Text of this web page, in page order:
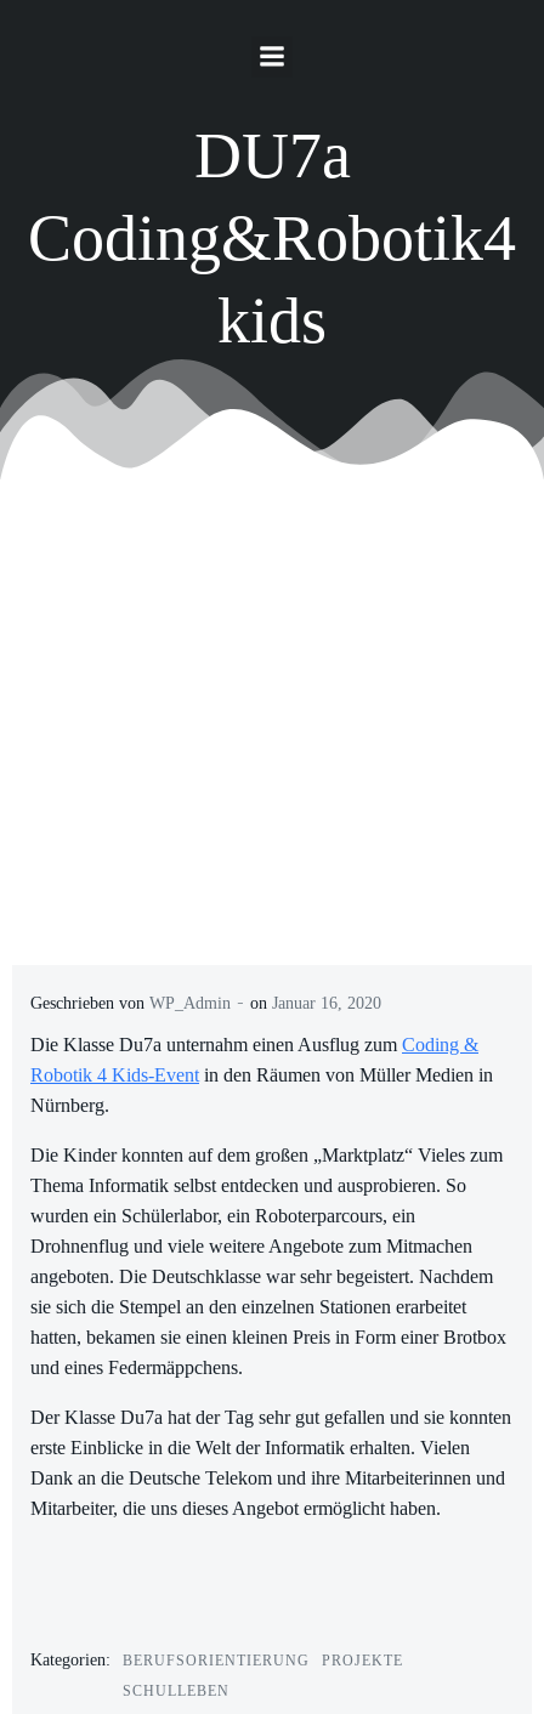
zum
Inhalt
DU7a
Coding&Robotik4
kids
Geschrieben von WP_Admin - on Januar 16, 2020
Die Klasse Du7a unternahm einen Ausflug zum Coding &
Robotik 4 Kids-Event in den Räumen von Müller Medien in
Nürnberg.
Die Kinder konnten auf dem großen „Marktplatz“ Vieles zum
Thema Informatik selbst entdecken und ausprobieren. So
wurden ein Schülerlabor, ein Roboterparcours, ein
Drohnenflug und viele weitere Angebote zum Mitmachen
angeboten. Die Deutschklasse war sehr begeistert. Nachdem
sie sich die Stempel an den einzelnen Stationen erarbeitet
hatten, bekamen sie einen kleinen Preis in Form einer Brotbox
und eines Federmäppchens.
Der Klasse Du7a hat der Tag sehr gut gefallen und sie konnten
erste Einblicke in die Welt der Informatik erhalten. Vielen
Dank an die Deutsche Telekom und ihre Mitarbeiterinnen und
Mitarbeiter, die uns dieses Angebot ermöglicht haben.
Kategorien: BERUFSORIENTIERUNG
PROJEKTE
SCHULLEBEN